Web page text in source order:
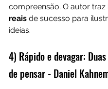
compreensão. O autor traz
reais de sucesso para
ideias.
4) Rápido e devagar:
de pensar - Daniel